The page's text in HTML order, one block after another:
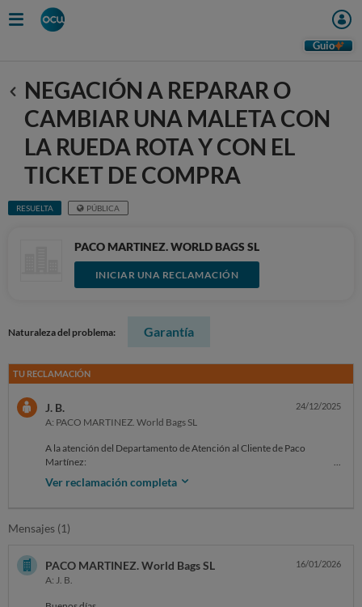
Guio
Anterior
NEGACIÓN A REPARAR O
CAMBIAR UNA MALETA CON
LA RUEDA ROTA Y CON EL
TICKET DE COMPRA
RESUELTA PÚBLICA
PACO MARTINEZ. WORLD BAGS SL
INICIAR UNA RECLAMACIÓN
Naturaleza del problema: Garantía
TU RECLAMACIÓN
J. B.
A: PACO MARTINEZ. World Bags SL
24/12/2025
A la atención del Departamento de Atención al Cliente de Paco
Martínez:
Por medio de la presente deseo presentar una reclamación formal por
apenas unas semanas. En el momento de la compra nadie me informó
de que el producto no tuviera garantía, ni de que fuera obligatorio
conservar un supuesto “cartón donde figura el defecto”. Esta
información no me fue comunicada de forma verbal ni escrita, pese a
Ver reclamación completa
Mensajes (1)
PACO MARTINEZ. World Bags SL
A: J. B.
16/01/2026